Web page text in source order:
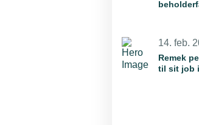
14. feb.
Remek
til sit job